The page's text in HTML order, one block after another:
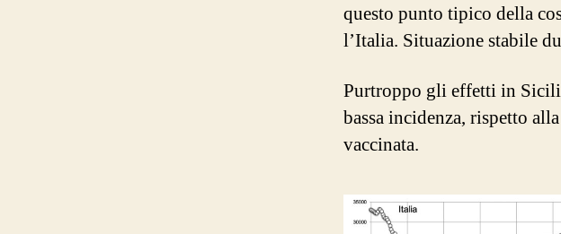
questo punto tipico della
l’Italia. Situazione stabile
Purtroppo gli effetti in
bassa incidenza, rispetto
vaccinata.